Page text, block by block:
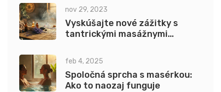
nov 29, 2023
Vyskúšajte nové zážitky s
tantrickými masážnymi
feb 4, 2025
Spoločná sprcha s masérkou:
Ako to naozaj funguje